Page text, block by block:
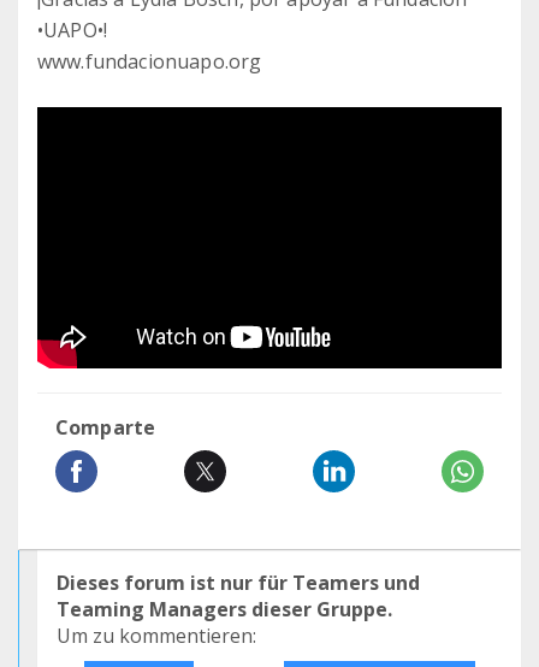
•UAPO•!
www.fundacionuapo.org
Comparte
Dieses forum ist nur für Teamers und
Teaming Managers dieser Gruppe.
Um zu kommentieren: